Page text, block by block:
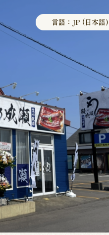
言語：JP (日本語)